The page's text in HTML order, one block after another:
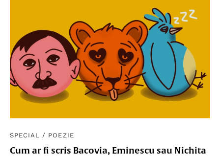
SPECIAL / POEZIE
Cum ar fi scris Bacovia, Eminescu sau Nichita